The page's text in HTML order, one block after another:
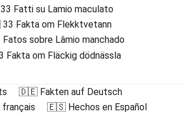
Fatti su Lamio maculato
Fakta om Flekktvetann
sobre Lâmio manchado
om Fläckig dödnässla
🇩🇪 Fakten auf Deutsch
🇪🇸 Hechos en Español